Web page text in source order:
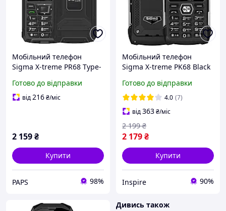
Мобільний телефон
Sigma X-treme PR68 Type-
Готово до відправки
від216₴/міс
2 159₴
Купити
PAPS 98%
Мобільний телефон
Sigma X-treme PK68 Black
Готово до відправки
4.0 (7)
від363₴/міс
2 179₴
2 199 ₴
Купити
Inspire 90%
Дивись також